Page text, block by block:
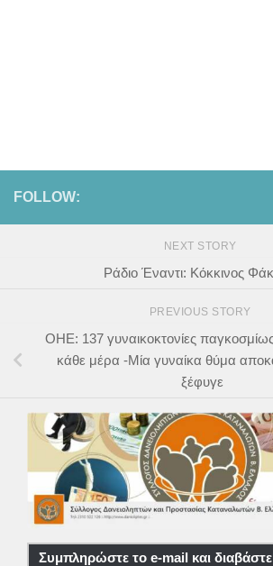
FOLLOW:
NEXT STORY
Ράδιο Έναντι: Κόκκινος
PREVIOUS STORY
ΟΗΕ: 137 γυναικοκτονίες
κάθε μέρα -Μία γυναίκα θύμα
ξέφυγε
Συμπληρώστε το e-mail και